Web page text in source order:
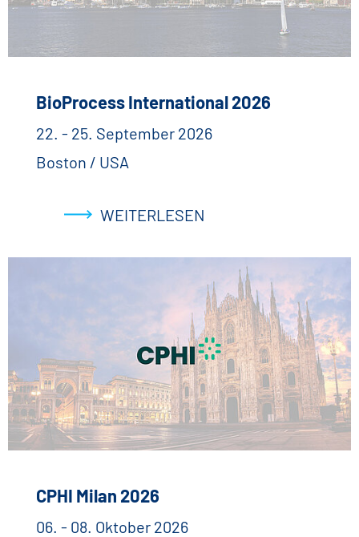
BioProcess International 2026
22. - 25. September 2026
Boston / USA
WEITERLESEN
CPHI Milan 2026
06. - 08. Oktober 2026